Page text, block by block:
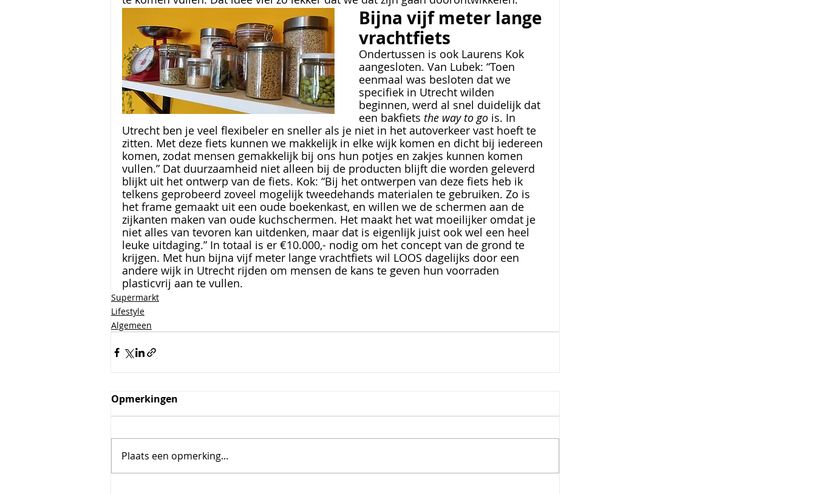
Bijna vijf meter lange
vrachtfiets
Ondertussen is ook Laurens Kok
aangesloten. Van Lubek: “Toen
eenmaal was besloten dat we
specifiek in Utrecht wilden
beginnen, werd al snel duidelijk dat
een bakfiets the way to go is. In
Utrecht ben je veel flexibeler en sneller als je niet in het autoverkeer vast hoeft te
zitten. Met deze fiets kunnen we makkelijk in elke wijk komen en dicht bij iedereen
komen, zodat mensen gemakkelijk bij ons hun potjes en zakjes kunnen komen
vullen.” Dat duurzaamheid niet alleen bij de producten blijft die worden geleverd
blijkt uit het ontwerp van de fiets. Kok: “Bij het ontwerpen van deze fiets heb ik
telkens geprobeerd zoveel mogelijk tweedehands materialen te gebruiken. Zo is
het frame gemaakt uit een oude boekenkast, en willen we de schermen aan de
zijkanten maken van oude kuchschermen. Het maakt het wat moeilijker omdat je
niet alles van tevoren kan uitdenken, maar dat is eigenlijk juist ook wel een heel
leuke uitdaging.” In totaal is er €10.000,- nodig om het concept van de grond te
krijgen. Met hun bijna vijf meter lange vrachtfiets wil LOOS dagelijks door een
andere wijk in Utrecht rijden om mensen de kans te geven hun voorraden
plasticvrij aan te vullen.
Supermarkt
Lifestyle
Algemeen
Opmerkingen
Plaats een opmerking...